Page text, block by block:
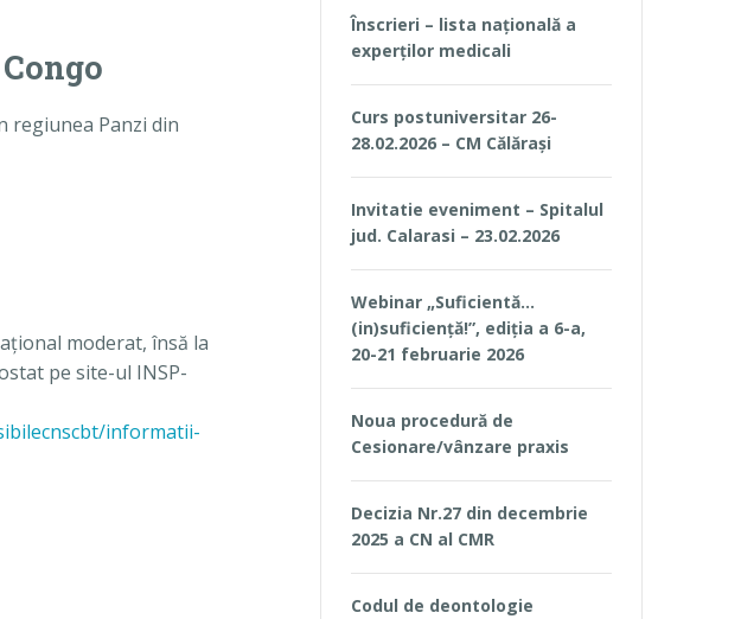
regiunea Panzi din
moderat, însă la
pe site-ul INSP-
informatii-
Înscrieri – lista națională a
experților medicali
Curs postuniversitar 26-
28.02.2026 – CM Călărași
Invitatie eveniment – Spitalul
jud. Calarasi – 23.02.2026
Webinar „Suficientă…
(in)suficiență!”, ediția a 6-a,
20-21 februarie 2026
Noua procedură de
Cesionare/vânzare praxis
Decizia Nr.27 din decembrie
2025 a CN al CMR
Codul de deontologie